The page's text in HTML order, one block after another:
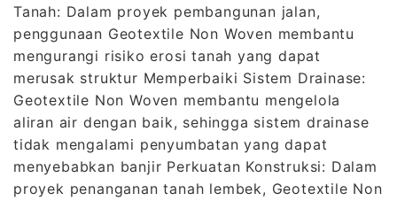
Tanah: Dalam proyek pembangunan jalan,
penggunaan Geotextile Non Woven membantu
mengurangi risiko erosi tanah yang dapat
merusak struktur Memperbaiki Sistem Drainase:
Geotextile Non Woven membantu mengelola
aliran air dengan baik, sehingga sistem drainase
tidak mengalami penyumbatan yang dapat
menyebabkan banjir Perkuatan Konstruksi: Dalam
proyek penanganan tanah lembek, Geotextile Non